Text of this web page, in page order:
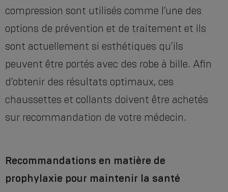
compression sont utilisés comme l’une des
options de prévention et de traitement et ils
sont actuellement si esthétiques qu’ils
peuvent être portés avec des robe à bille. Afin
d’obtenir des résultats optimaux, ces
chaussettes et collants doivent être achetés
sur recommandation de votre médecin.
Recommandations en matière de
prophylaxie pour maintenir la santé